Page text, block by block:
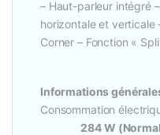
– Haut-parleur intégré
horizontale et verticale
Corner – Fonction «
Informations
Consommation
284 W (Normal